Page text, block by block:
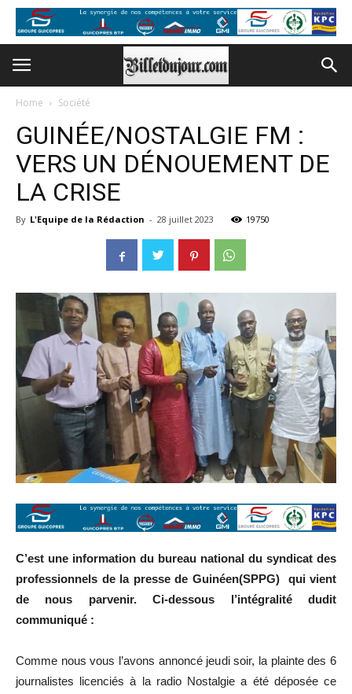
Home Société
GUINÉE/NOSTALGIE FM :
VERS UN DÉNOUEMENT DE
LA CRISE
By L'Equipe de la Rédaction - 28 juillet 2023 19750
C’est une information du bureau national du syndicat des
professionnels de la presse de Guinéen(SPPG) qui vient
de nous parvenir. Ci-dessous l’intégralité dudit
communiqué :
Comme nous vous l’avons annoncé jeudi soir, la plainte des 6
journalistes licenciés à la radio Nostalgie a été déposée ce